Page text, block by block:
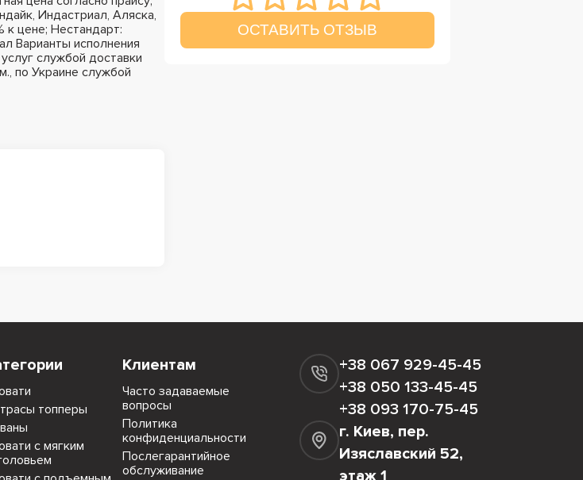
Индастриал, Аляска,
цене; Нестандарт:
Варианты исполнения
службой доставки
по Украине службой
ОСТАВИТЬ ОТЗЫВ
топперы
с мягким
Клиентам
Часто задаваемые
вопросы
Политика
конфиденциальности
Послегарантийное
обслуживание
+38 067 929-45-45
+38 050 133-45-45
+38 093 170-75-45
г. Киев, пер.
Изяславский 52,
этаж 1